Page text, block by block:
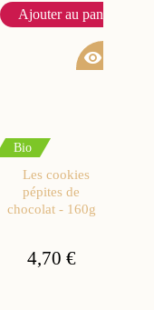
Ajouter au panier
visibility
Bio
Les cookies
pépites de
chocolat - 160g
4,70 €